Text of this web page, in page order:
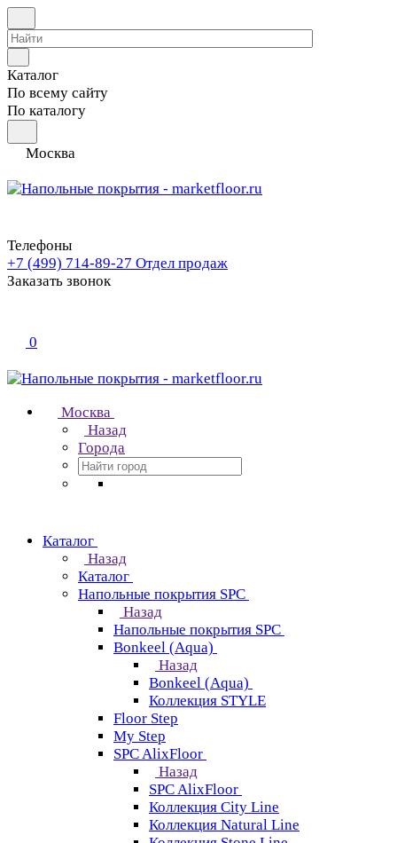
Каталог
По всему сайту
По каталогу
Москва
Телефоны
+7 (499) 714-89-27 Отдел продаж
Заказать звонок
0
Москва
Назад
Города
Каталог
Назад
Каталог
Напольные покрытия SPC
Назад
Напольные покрытия SPC
Bonkeel (Aqua)
Назад
Bonkeel (Aqua)
Коллекция STYLE
Floor Step
My Step
SPC AlixFloor
Назад
SPC AlixFloor
Коллекция City Line
Коллекция Natural Line